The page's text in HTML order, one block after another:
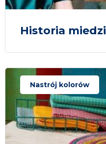
Historia miedzi
Nastrój kolorów